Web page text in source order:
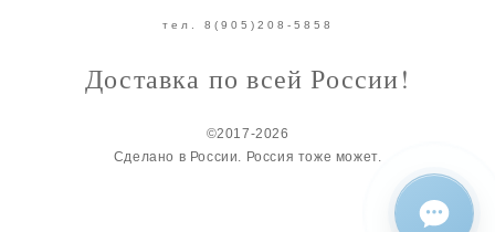
тел. 8(905)208-5858
Доставка по всей России!
©2017-2026
Сделано в России. Россия тоже может.